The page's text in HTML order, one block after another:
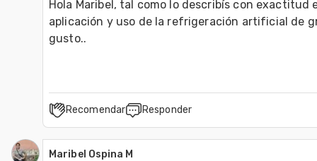
Hola Maribel, tal como lo describís con
aplicación y uso de la refrigeración artificial de
gusto..
Recomendar Responder
Maribel Ospina M